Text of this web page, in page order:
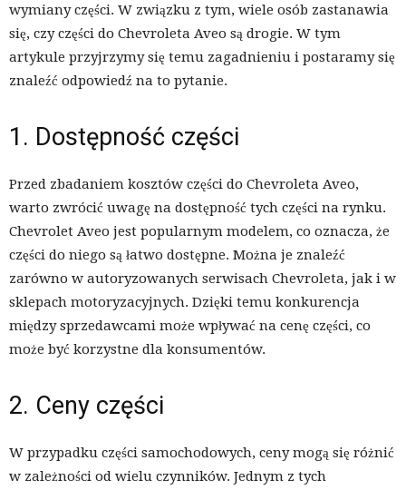
wymiany części. W związku z tym, wiele osób zastanawia
się, czy części do Chevroleta Aveo są drogie. W tym
artykule przyjrzymy się temu zagadnieniu i postaramy się
znaleźć odpowiedź na to pytanie.
1. Dostępność części
Przed zbadaniem kosztów części do Chevroleta Aveo,
warto zwrócić uwagę na dostępność tych części na rynku.
Chevrolet Aveo jest popularnym modelem, co oznacza, że
części do niego są łatwo dostępne. Można je znaleźć
zarówno w autoryzowanych serwisach Chevroleta, jak i w
sklepach motoryzacyjnych. Dzięki temu konkurencja
między sprzedawcami może wpływać na cenę części, co
może być korzystne dla konsumentów.
2. Ceny części
W przypadku części samochodowych, ceny mogą się różnić
w zależności od wielu czynników. Jednym z tych